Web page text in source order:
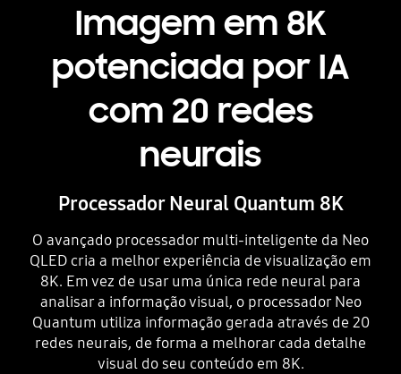
Imagem em 8K
potenciada por IA
com 20 redes
neurais
Processador Neural Quantum 8K
O avançado processador multi-inteligente da Neo
QLED cria a melhor experiência de visualização em
8K. Em vez de usar uma única rede neural para
analisar a informação visual, o processador Neo
Quantum utiliza informação gerada através de 20
redes neurais, de forma a melhorar cada detalhe
visual do seu conteúdo em 8K.